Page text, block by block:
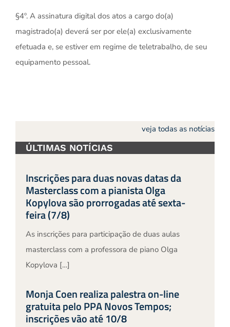
§4º. A assinatura digital dos atos a cargo do(a)
magistrado(a) deverá ser por ele(a) exclusivamente
efetuada e, se estiver em regime de teletrabalho, de seu
equipamento pessoal.
veja todas as notícias
ÚLTIMAS NOTÍCIAS
Inscrições para duas novas datas da
Masterclass com a pianista Olga
Kopylova são prorrogadas até sexta-
feira (7/8)
As inscrições para participação de duas aulas
masterclass com a professora de piano Olga
Kopylova […]
Monja Coen realiza palestra on-line
gratuita pelo PPA Novos Tempos;
inscrições vão até 10/8